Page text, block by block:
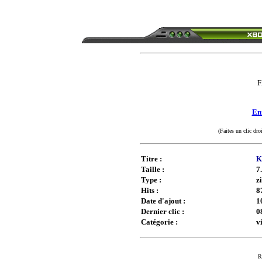
(Faites un clic
Titre :
Taille :
Type :
Hits :
Date d'ajout :
Dernier clic :
Catégorie :